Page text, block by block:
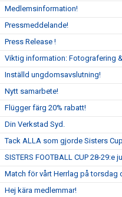
Medlemsinformation!
Pressmeddelande!
Press Release !
Viktig information: Fotografering
Inställd ungdomsavslutning!
Nytt samarbete!
Flügger färg 20% rabatt!
Din Verkstad Syd.
Tack ALLA som gjorde Sisters
SISTERS FOOTBALL CUP 28-29:e
Match för vårt Herrlag på torsdag
Hej kära medlemmar!